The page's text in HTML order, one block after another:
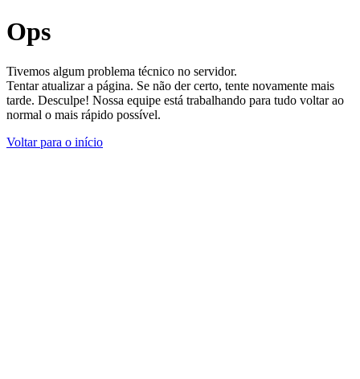
Ops
Tivemos algum problema técnico no servidor.
Tentar atualizar a página. Se não der certo, tente novamente mais
tarde. Desculpe! Nossa equipe está trabalhando para tudo voltar ao
normal o mais rápido possível.
Voltar para o início